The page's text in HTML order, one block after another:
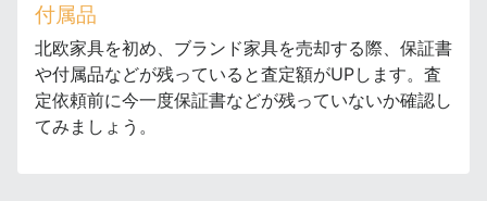
付属品
北欧家具を初め、ブランド家具を売却する際、保証書
や付属品などが残っていると査定額がUPします。査
定依頼前に今一度保証書などが残っていないか確認し
てみましょう。